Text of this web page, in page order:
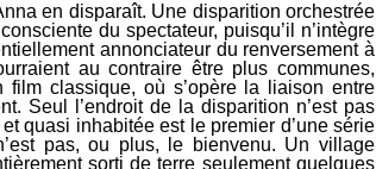
en disparaît. Une disparition orchestrée
du spectateur, puisqu’il n’intègre
annonciateur du renversement à
au contraire être plus communes,
film classique, où s’opère la liaison entre
Seul l’endroit de la disparition n’est pas
quasi inhabitéeest le premier d’une série
pas, ou plus, le bienvenu. Un village
sorti de terre seulement quelques